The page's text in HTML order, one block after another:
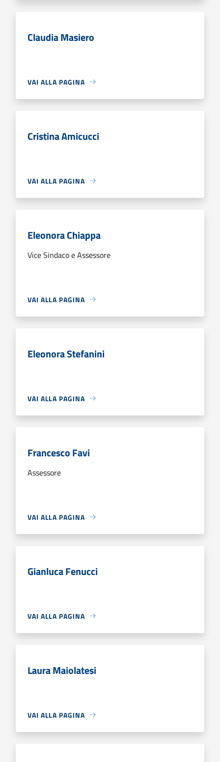
Claudia Masiero
VAI ALLA PAGINA
Cristina Amicucci
VAI ALLA PAGINA
Eleonora Chiappa
Vice Sindaco e Assessore
VAI ALLA PAGINA
Eleonora Stefanini
VAI ALLA PAGINA
Francesco Favi
Assessore
VAI ALLA PAGINA
Gianluca Fenucci
VAI ALLA PAGINA
Laura Maiolatesi
VAI ALLA PAGINA